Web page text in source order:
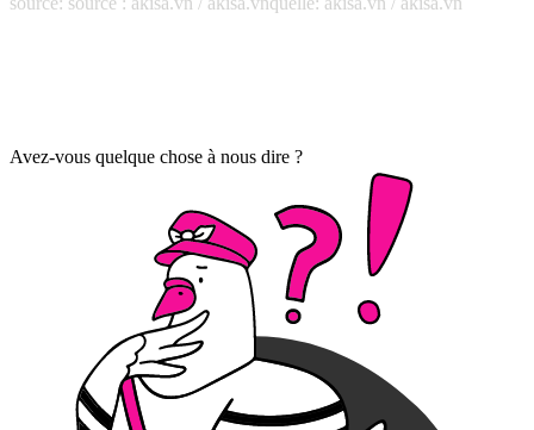
Avez-vous quelque chose à nous dire ?